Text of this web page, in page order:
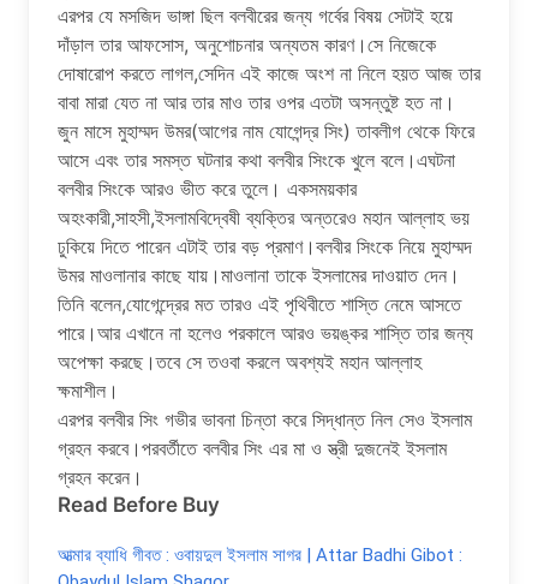
এরপর যে মসজিদ ভাঙ্গা ছিল বলবীরের জন্য গর্বের বিষয় সেটাই হয়ে
দাঁড়াল তার আফসোস, অনুশোচনার অন্যতম কারণ।সে নিজেকে
দোষারোপ করতে লাগল,সেদিন এই কাজে অংশ না নিলে হয়ত আজ তার
বাবা মারা যেত না আর তার মাও তার ওপর এতটা অসন্তুষ্ট হত না।
জুন মাসে মুহাম্মদ উমর(আগের নাম যোগেন্দ্র সিং) তাবলীগ থেকে ফিরে
আসে এবং তার সমস্ত ঘটনার কথা বলবীর সিংকে খুলে বলে।এঘটনা
বলবীর সিংকে আরও ভীত করে তুলে। একসময়কার
অহংকারী,সাহসী,ইসলামবিদ্বেষী ব্যক্তির অন্তরেও মহান আল্লাহ ভয়
ঢুকিয়ে দিতে পারেন এটাই তার বড় প্রমাণ।বলবীর সিংকে নিয়ে মুহাম্মদ
উমর মাওলানার কাছে যায়।মাওলানা তাকে ইসলামের দাওয়াত দেন।
তিনি বলেন,যোগেন্দ্রের মত তারও এই পৃথিবীতে শাস্তি নেমে আসতে
পারে।আর এখানে না হলেও পরকালে আরও ভয়ঙ্কর শাস্তি তার জন্য
অপেক্ষা করছে।তবে সে তওবা করলে অবশ্যই মহান আল্লাহ
ক্ষমাশীল।
এরপর বলবীর সিং গভীর ভাবনা চিন্তা করে সিদ্ধান্ত নিল সেও ইসলাম
গ্রহন করবে।পরবর্তীতে বলবীর সিং এর মা ও স্ত্রী দুজনেই ইসলাম
গ্রহন করেন।
Read Before Buy
আত্মার ব্যাধি গীবত : ওবায়দুল ইসলাম সাগর | Attar Badhi Gibot :